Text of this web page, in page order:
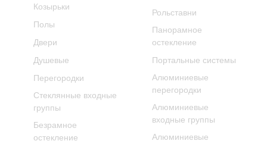
Козырьки
Полы
Двери
Душевые
Перегородки
Стеклянные входные
группы
Безрамное
остекление
Рольставни
Панорамное
остекление
Портальные системы
Алюминиевые
перегородки
Алюминиевые
входные группы
Алюминиевые